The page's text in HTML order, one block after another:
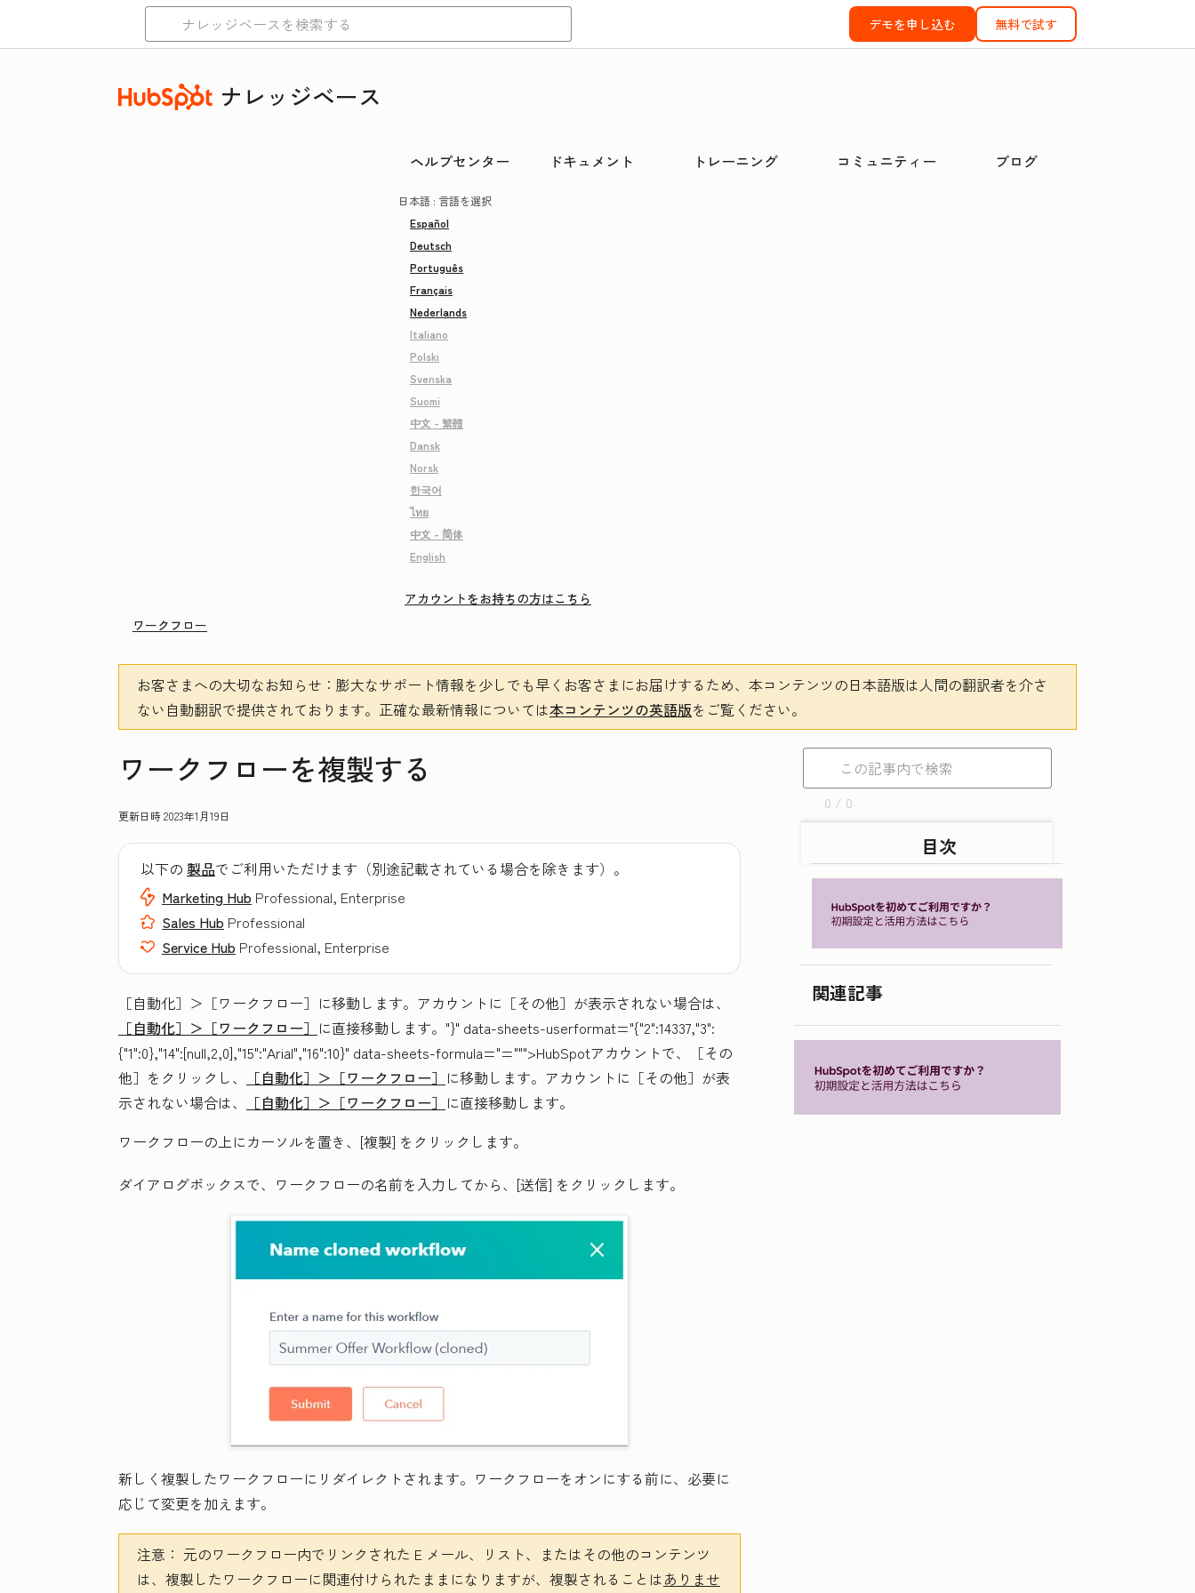
デモを申し込む 無料で試す
ナレッジベース
ヘルプセンター ドキュメント トレーニング コミュニティー ブログ
日本語 : 言語を選択
Español
Deutsch
Português
Français
Nederlands
Italiano
Polski
Svenska
Suomi
中文 - 繁體
Dansk
Norsk
한국어
ไทย
中文 - 简体
English
アカウントをお持ちの方はこちら
ワークフロー
お客さまへの大切なお知らせ ：膨大なサポート情報を少しでも早くお客さまにお届けするため、本コンテンツの日本語版は人間の翻訳者を介さ
ない自動翻訳で提供されております。 正確な最新情報については本コンテンツの英語版をご覧ください。
ワークフローを複製する
更新日時2023年1月19日
以下の 製品でご利用いただけます（別途記載されている場合を除きます）。
Marketing Hub Professional, Enterprise
Sales Hub Professional
Service Hub Professional, Enterprise
［自動化］＞ ［ワークフロー］に移動します。アカウントに ［その他］が表示されない場合は、
［自動化］＞ ［ワークフロー］ に直接移動します。"}" data-sheets-userformat="{"2":14337,"3":
{"1":0},"14":[null,2,0],"15":"Arial","16":10}" data-sheets-formula="=""">HubSpotアカウントで、
［その
他］をクリックし、
［自動化］＞ ［ワークフロー］ に移動します。アカウントに ［その他］が表
示されない場合は、
［自動化］＞ ［ワークフロー］ に直接移動します。
ワークフローの上にカーソルを置き、 [複製] をクリックします。
ダイアログボックスで、ワークフローの名前を入力してから、 [送信] をクリックします。
新しく複製したワークフローにリダイレクトされます。ワークフローをオンにする前に、必要に
応じて変更を加えます。
注意： 元のワークフロー内でリンクされた E メール、リスト、またはその他のコンテンツ
は、 複製したワークフローに関連付けられたままになりますが、複製されることはありませ
0 / 0
目次
関連記事